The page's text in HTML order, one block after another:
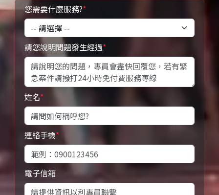
您需要什麼服務?*
請您說明問題發生經過*
姓名*
連絡手機*
電子信箱